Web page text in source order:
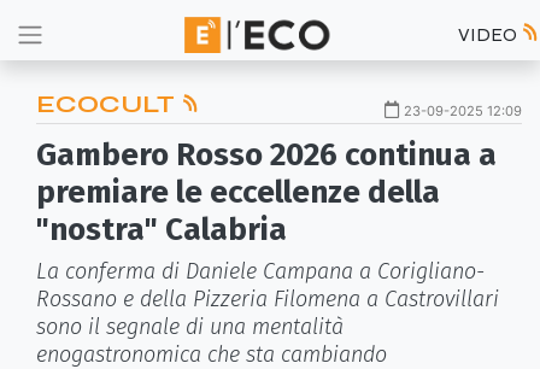
VIDEO
ECOCULT 23-09-2025 12:09
Gambero Rosso 2026 continua a
premiare le eccellenze della
"nostra" Calabria
La conferma di Daniele Campana a Corigliano-
Rossano e della Pizzeria Filomena a Castrovillari
sono il segnale di una mentalità
enogastronomica che sta cambiando